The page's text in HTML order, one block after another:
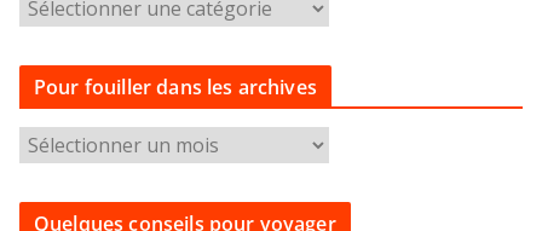
a
t
g
Pour fouiller dans les archives
o
u
Quelques conseils pour voyager